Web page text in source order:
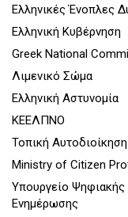
Ελληνικές Ένοπλες
Ελληνική Κυβέρνηση
Greek National
Λιμενικό Σώμα
Ελληνική Αστυνομία
ΚΕEΛΠΝΟ
Τοπική Αυτοδιοίκηση
Ministry of Citizen
Υπουργείο Ψηφιακής
Ενημέρωσης